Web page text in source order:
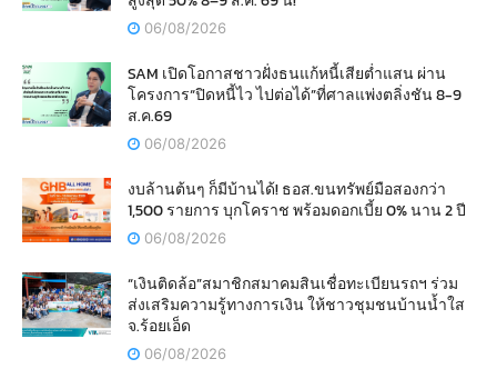
06/08/2026
SAM เปิดโอกาสชาวฝั่งธนแก้หนี้เสียต่ำแสน ผ่าน
โครงการ“ปิดหนี้ไว ไปต่อได้”ที่ศาลแพ่งตลิ่งชัน 8-9
ส.ค.69
06/08/2026
งบล้านต้นๆ ก็มีบ้านได้! ธอส.ขนทรัพย์มือสองกว่า
1,500 รายการ บุกโคราช พร้อมดอกเบี้ย 0% นาน 2 ปี
06/08/2026
“เงินติดล้อ”สมาชิกสมาคมสินเชื่อทะเบียนรถฯ ร่วม
ส่งเสริมความรู้ทางการเงิน ให้ชาวชุมชนบ้านน้ำใส
จ.ร้อยเอ็ด
06/08/2026